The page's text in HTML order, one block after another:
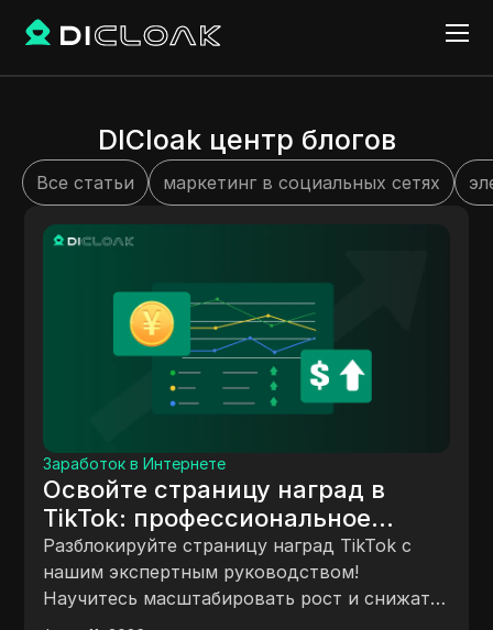
DICloak центр блогов
Все статьи маркетинг в социальных сетях
Заработок в Интернете
Освойте страницу наград в
TikTok: профессиональное
руководство по
масштабируемому росту и
снижению рисков
Разблокируйте страницу наград TikTok с
нашим экспертным руководством!
Научитесь масштабировать рост и снижать
риски, при этом зарабатывая $50 за